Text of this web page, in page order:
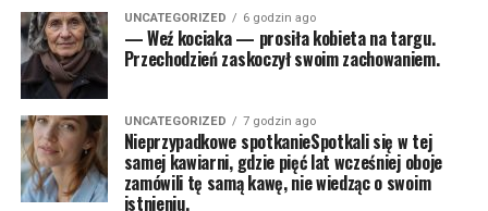
UNCATEGORIZED 6 godzin ago
— Weź kociaka — prosiła kobieta na targu.
Przechodzień zaskoczył swoim zachowaniem.
UNCATEGORIZED 7 godzin ago
Nieprzypadkowe spotkanieSpotkali się w tej
samej kawiarni, gdzie pięć lat wcześniej oboje
zamówili tę samą kawę, nie wiedząc o swoim
istnieniu.